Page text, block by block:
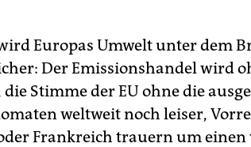
Europas Umwelt unter dem
Der Emissionshandel wird
die Stimme der EU ohne die
weltweit noch leiser,
Frankreich trauern um